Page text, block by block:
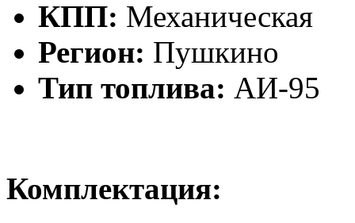
КПП: Механическая
Регион: Пушкино
Тип топлива: АИ-95
Комплектация: